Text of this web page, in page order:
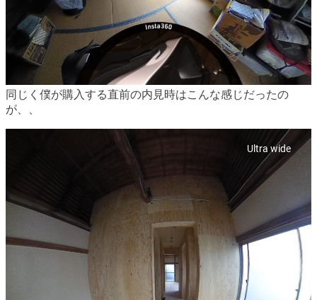
同じく僕が購入する直前の内見時はこんな感じだったの
が、、